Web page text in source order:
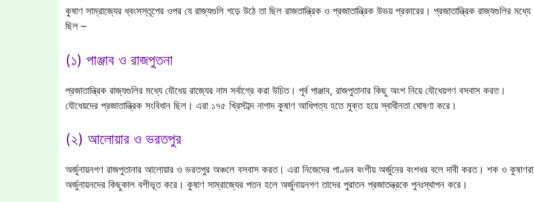
কুষাণ সাম্রাজ্যের ধ্বংসস্তূপের ওপর যে রাজ্যগুলি গড়ে উঠে তা ছিল রাজতান্ত্রিক ও প্রজাতান্ত্রিক উভয় প্রকারের। প্রজাতান্ত্রিক রাজ্যগুলির মধ্যে
ছিল –
(১) পাঞ্জাব ও রাজপুতনা
প্রজাতান্ত্রিক রাজ্যগুলির মধ্যে যৌধেয় রাজ্যের নাম সর্বাগ্রে করা উচিত। পূর্ব পাঞ্জাব, রাজপুতানার কিছু অংশ নিয়ে যৌধেয়গণ বসবাস করত।
যৌধেয়দের প্রজাতান্ত্রিক সংবিধান ছিল। এরা ১৭৫ খ্রিস্টাব্দ নাগাদ কুষাণ আধিপত্য হতে মুক্ত হয়ে স্বাধীনতা ঘোষণা করে।
(২) আলোয়ার ও ভরতপুর
অর্জুনায়নগণ রাজপুতানার আলোয়ার ও ভরতপুর অঞ্চলে বসবাস করত। এরা নিজেদের পাণ্ডব বংশীয় অর্জুনের বংশধর বলে দাবী করত। শক ও কুষাণরা
অর্জুনায়নদের কিছুকাল বশীভূত করে। কুষাণ সাম্রাজ্যের পতন হলে অর্জুনায়নগণ তাদের পুরাতন প্রজাতন্ত্রকে পুনঃস্থাপন করে।